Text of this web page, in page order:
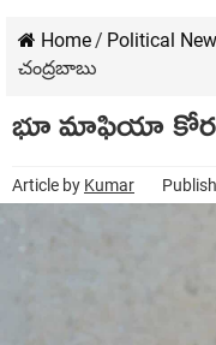
Home/ Political
చంద్ర‌బాబు
భూ మాఫియా
Article by Kumar